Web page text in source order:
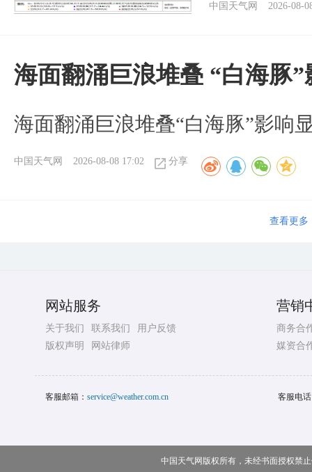
中国天气网 2026-08-
海面翻涌巨浪堆叠 “白海豚”
海面翻涌巨浪堆叠“白海豚”影响
中国天气网 2026-08-08 17:02 分享
查看更多
网站服务
关于我们 联系我们
用户反馈
版权声明
网站律师
营销
商务合
媒资合
客服邮箱： service@weather.com.cn 客服电
中国天气网版权所有，未经书面授权